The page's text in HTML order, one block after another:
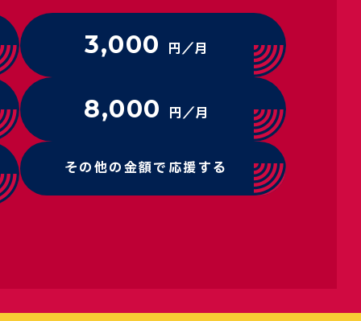
3,000 円／月
8,000 円／月
その他の金額で応援する